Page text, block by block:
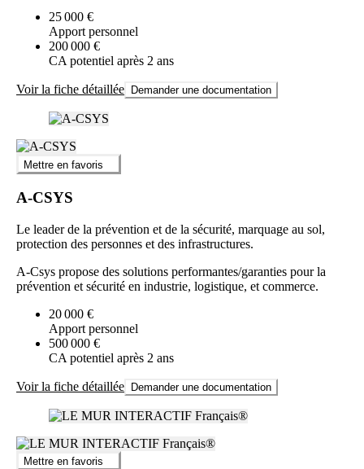
25 000 €
Apport personnel
200 000 €
CA potentiel après 2 ans
Voir la fiche détaillée Demander une documentation
Mettre en favoris
A-CSYS
Le leader de la prévention et de la sécurité, marquage au sol,
protection des personnes et des infrastructures.
A-Csys propose des solutions performantes/garanties pour la
prévention et sécurité en industrie, logistique, et commerce.
20 000 €
Apport personnel
500 000 €
CA potentiel après 2 ans
Voir la fiche détaillée Demander une documentation
Mettre en favoris